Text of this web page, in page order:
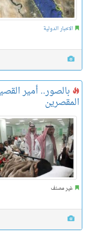
الاخبار الدولية
بالصور.. أمير
المقصرين
غير مصنف